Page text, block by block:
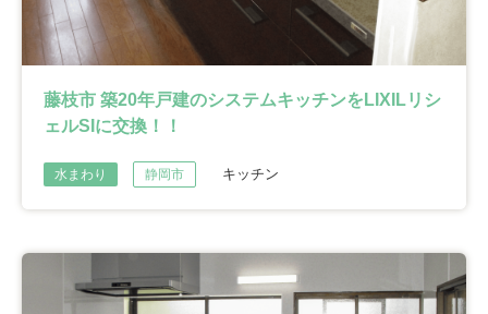
藤枝市 築20年戸建のシステムキッチンをLIXILリシ
ェルSIに交換！！
水まわり 静岡市 キッチン